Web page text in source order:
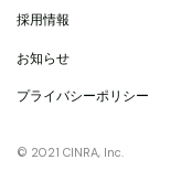
採用情報
お知らせ
プライバシーポリシー
© 2021 CINRA, Inc.